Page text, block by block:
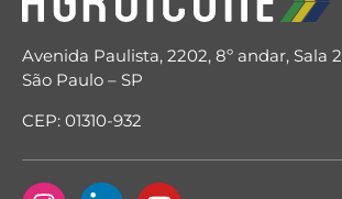
Avenida Paulista, 2202, 8º andar, Sala 2
São Paulo – SP
CEP: 01310-932